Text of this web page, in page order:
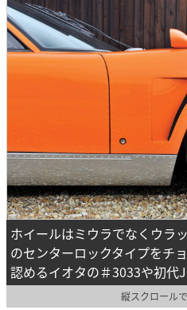
ホイールはミウラでなくウラ
のセンターロックタイプをチ
認めるイオタの＃3033や初代J
縦スクロール